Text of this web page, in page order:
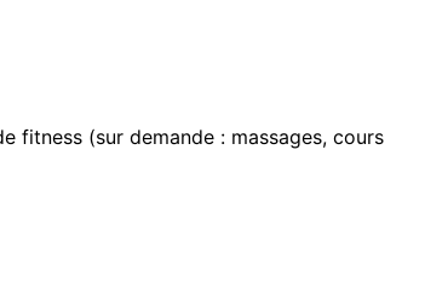
fitness (sur demande : massages, cours